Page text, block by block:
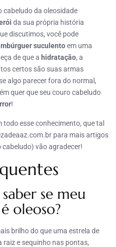
cabeludo da oleosidade
da sua própria história
discutimos, você pode
suculentoem uma
de que a hidratação, a
certos são suas armas
algo parecer fora do normal,
quer que seu couro cabeludo
!
esse conhecimento, que tal
para mais artigos
cabeludo) vão agradecer!
se meu
oleoso?
brilho do que uma estrela de
raiz e sequinho nas pontas,